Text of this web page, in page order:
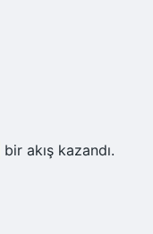
bir akış kazandı.